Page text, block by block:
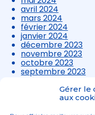
Gérer le
aux
avril 2024
mars 2024
février 2024
janvier 2024
décembre 2023
novembre 2023
octobre 2023
septembre 2023
août 2023
juillet 2023